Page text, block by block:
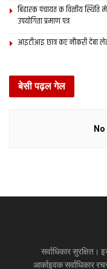
बिहारक पंचायत क वित्‍तीय
उपयोगिता प्रमाण पत्र
आइटीआइ छात्र कए नौकरी देबा
बेसी पढ़ल गेल
सर्वाधिकार
आर्काइवक सर्वाधिकार